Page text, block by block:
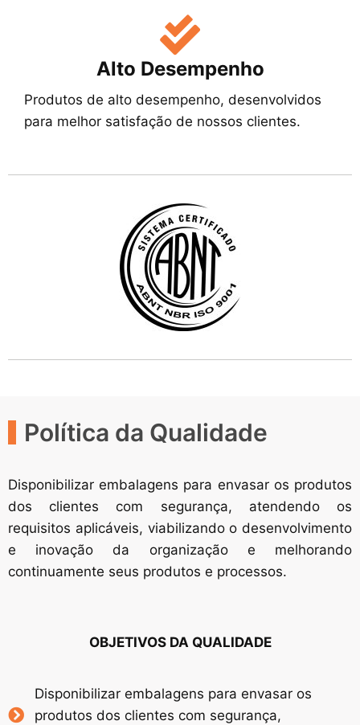
Alto Desempenho
Produtos de alto desempenho, desenvolvidos
para melhor satisfação de nossos clientes.
Política da Qualidade
Disponibilizar embalagens para envasar os produtos
dos clientes com segurança, atendendo os
requisitos aplicáveis, viabilizando o desenvolvimento
e inovação da organização e melhorando
continuamente seus produtos e processos.
OBJETIVOS DA QUALIDADE
Disponibilizar embalagens para envasar os
produtos dos clientes com segurança,